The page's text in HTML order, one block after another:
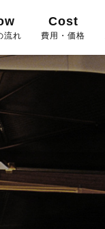
流れ
Cost
費用・価格